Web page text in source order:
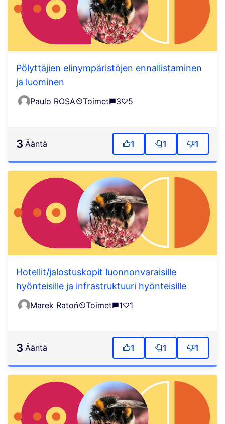
Pölyttäjien elinympäristöjen ennallistaminen
ja luominen
Paulo ROSA Toimet 3 5
3 ääntä 1 1 1
Hotellit/jalostuskopit luonnonvaraisille
hyönteisille ja infrastruktuuri hyönteisille
Marek Ratoń Toimet 1 1
3 ääntä 1 1 1